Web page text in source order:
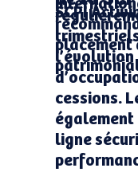
SCPI
cessions.
également
ligne